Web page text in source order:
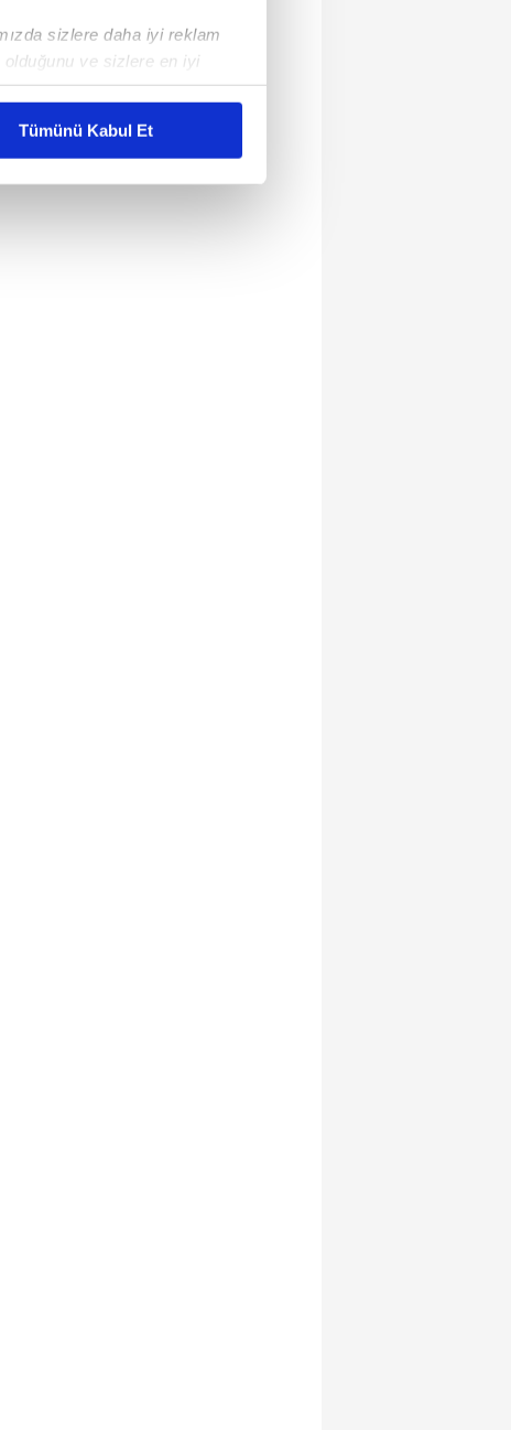
sizlere daha iyi reklam
ve sizlere en iyi
karşılamak
kullanılmaktadır. Bu
sunulması
ve sizlere yönelik
detaylı bilgi için Ayarlar
ve sitemizde ilgili
Tümünü Kabul Et